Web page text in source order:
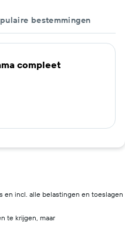
bestemmingen
compleet
en incl. alle belastingen en toeslagen
te krijgen, maar